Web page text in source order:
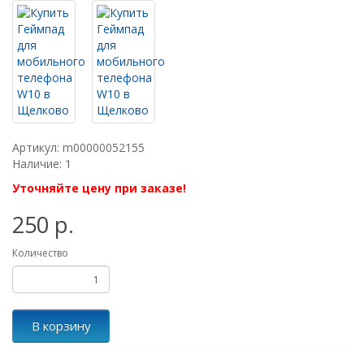
Артикул: m00000052155
Наличие: 1
Уточняйте цену при заказе!
250 р.
Количество
В корзину